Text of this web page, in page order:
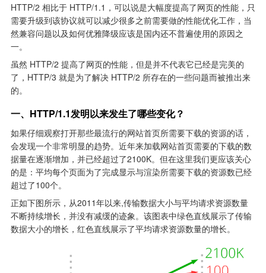
HTTP/2 相比于 HTTP/1.1，可以说是大幅度提高了网页的性能，只
需要升级到该协议就可以减少很多之前需要做的性能优化工作，当
然兼容问题以及如何优雅降级应该是国内还不普遍使用的原因之
一。
虽然 HTTP/2 提高了网页的性能，但是并不代表它已经是完美的
了，HTTP/3 就是为了解决 HTTP/2 所存在的一些问题而被推出来
的。
一、HTTP/1.1发明以来发生了哪些变化？
如果仔细观察打开那些最流行的网站首页所需要下载的资源的话，
会发现一个非常明显的趋势。近年来加载网站首页需要的下载的数
据量在逐渐增加，并已经超过了2100K。但在这里我们更应该关心
的是：平均每个页面为了完成显示与渲染所需要下载的资源数已经
超过了100个。
正如下图所示，从2011年以来,传输数据大小与平均请求资源数量
不断持续增长，并没有减缓的迹象。该图表中绿色直线展示了传输
数据大小的增长，红色直线展示了平均请求资源数量的增长。